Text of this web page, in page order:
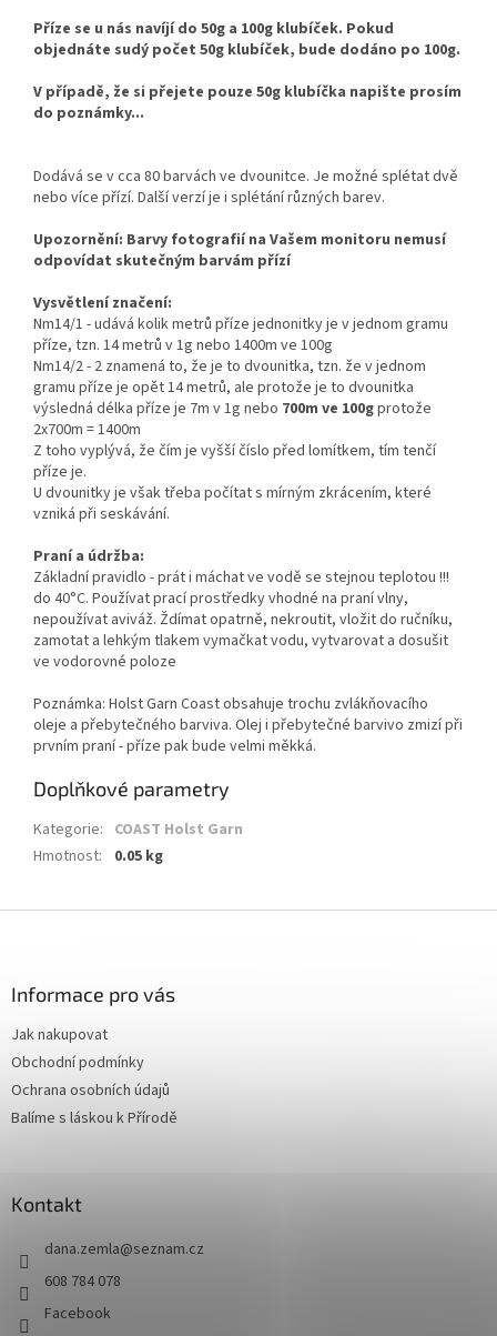
Příze se u nás navíjí do 50g a 100g klubíček. Pokud
objednáte sudý počet 50g klubíček, bude dodáno po 100g.
V případě, že si přejete pouze 50g klubíčka napište prosím
do poznámky...
Dodává se v cca 80 barvách ve dvounitce. Je možné splétat dvě
nebo více přízí. Další verzí je i splétání různých barev.
Upozornění: Barvy fotografií na Vašem monitoru nemusí
odpovídat skutečným barvám přízí
Vysvětlení značení:
Nm14/1 - udává kolik metrů příze jednonitky je v jednom gramu
příze, tzn. 14 metrů v 1g nebo 1400m ve 100g
Nm14/2 - 2 znamená to, že je to dvounitka, tzn. že v jednom
gramu příze je opět 14 metrů, ale protože je to dvounitka
výsledná délka příze je 7m v 1g nebo 700m ve 100gprotože
2x700m = 1400m
Z toho vyplývá, že čím je vyšší číslo před lomítkem, tím tenčí
příze je.
U dvounitky je však třeba počítat s mírným zkrácením, které
vzniká při seskávání.
Praní a údržba:
Základní pravidlo - prát i máchat ve vodě se stejnou teplotou !!!
do 40°C. Používat prací prostředky vhodné na praní vlny,
nepoužívat aviváž. Ždímat opatrně, nekroutit, vložit do ručníku,
zamotat a lehkým tlakem vymačkat vodu, vytvarovat a dosušit
ve vodorovné poloze
Poznámka: Holst Garn Coast obsahuje trochu zvlákňovacího
oleje a přebytečného barviva. Olej i přebytečné barvivo zmizí při
prvním praní - příze pak bude velmi měkká.
Doplňkové parametry
Kategorie: COAST Holst Garn
Hmotnost: 0.05 kg
Informace pro vás
Jak nakupovat
Obchodní podmínky
Ochrana osobních údajů
Balíme s láskou k Přírodě
Kontakt
dana.zemla@seznam.cz
608 784 078
Facebook